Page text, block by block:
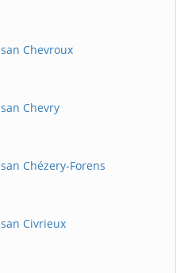
Chevroux
Chevry
Chézery-Forens
Civrieux